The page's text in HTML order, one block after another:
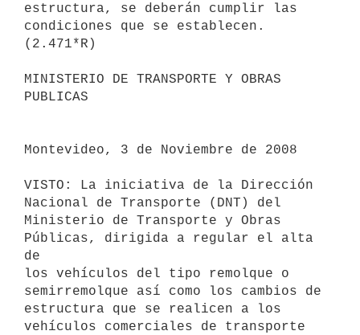
estructura, se deberán cumplir las
condiciones que se establecen.
(2.471*R)
MINISTERIO DE TRANSPORTE Y OBRAS
PUBLICAS
Montevideo, 3 de Noviembre de 2008
VISTO: La iniciativa de la Dirección
Nacional de Transporte (DNT) del
Ministerio de Transporte y Obras
Públicas, dirigida a regular el alta
de
los vehículos del tipo remolque o
semirremolque así como los cambios de
estructura que se realicen a los
vehículos comerciales de transporte